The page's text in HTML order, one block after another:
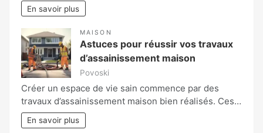
En savoir plus
MAISON
Astuces pour réussir vos travaux
d’assainissement maison
Povoski
Créer un espace de vie sain commence par des
travaux d’assainissement maison bien réalisés. Ces…
En savoir plus